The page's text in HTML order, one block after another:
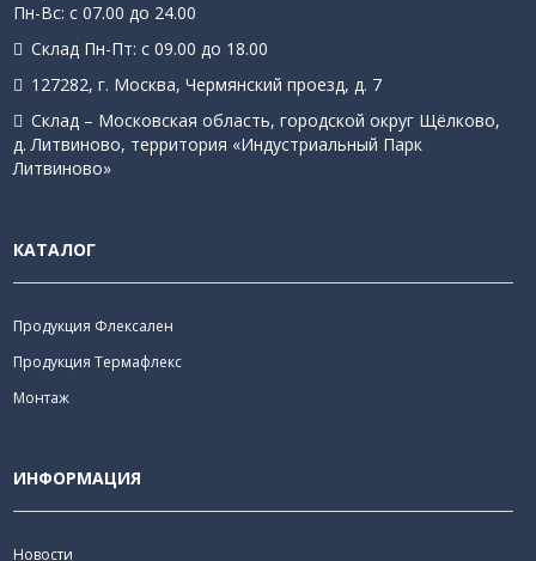
Пн-Вс: с 07.00 до 24.00
Склад Пн-Пт: с 09.00 до 18.00
127282, г. Москва, Чермянский проезд, д. 7
Склад – Московская область, городской округ Щёлково,
д. Литвиново, территория «Индустриальный Парк
Литвиново»
КАТАЛОГ
Продукция Флексален
Продукция Термафлекс
Монтаж
ИНФОРМАЦИЯ
Новости